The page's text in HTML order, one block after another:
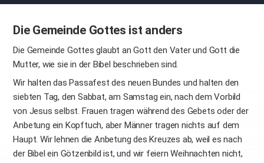
Die Gemeinde Gottes ist anders
Die Gemeinde Gottes glaubt an Gott den Vater und Gott die
Mutter, wie sie in der Bibel beschrieben sind.
Wir halten das Passafest des neuen Bundes und halten den
siebten Tag, den Sabbat, am Samstag ein, nach dem Vorbild
von Jesus selbst. Frauen tragen während des Gebets oder der
Anbetung ein Kopftuch, aber Männer tragen nichts auf dem
Haupt. Wir lehnen die Anbetung des Kreuzes ab, weil es nach
der Bibel ein Götzenbild ist, und wir feiern Weihnachten nicht,